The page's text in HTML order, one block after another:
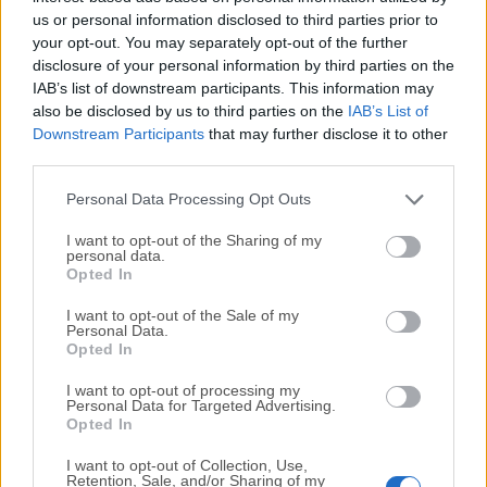
us or personal information disclosed to third parties prior to
your opt-out. You may separately opt-out of the further
disclosure of your personal information by third parties on the
IAB’s list of downstream participants. This information may
also be disclosed by us to third parties on the IAB’s List of
Downstream Participants that may further disclose it to other
Personal Data Processing Opt Outs
I want to opt-out of the Sharing of my
personal data.
Opted In
I want to opt-out of the Sale of my
Personal Data.
Opted In
I want to opt-out of processing my
Personal Data for Targeted Advertising.
Opted In
I want to opt-out of Collection, Use,
Retention, Sale, and/or Sharing of my
seguros para volver a configuraciones conocidas.
Expresa plenamente la historia de tu recorrido de
software ejecutando todos sus componentes en un
solo portátil para mostrarlo al mundo.
Listo para macOS High Sierra y Touch Bar
Inicia máquinas virtuales en Mac, incluyendo soporte
APFS, o prueba de forma segura el último macOS en
interrupciones. Con una interfaz de usuario
actualizada y soporte para los últimos Macs con
Soporte para Windows 10 Fall Creators Update
Mantente a la vanguardia con soporte completo para
ejecutar las últimas versiones de Windows 11/10
como una